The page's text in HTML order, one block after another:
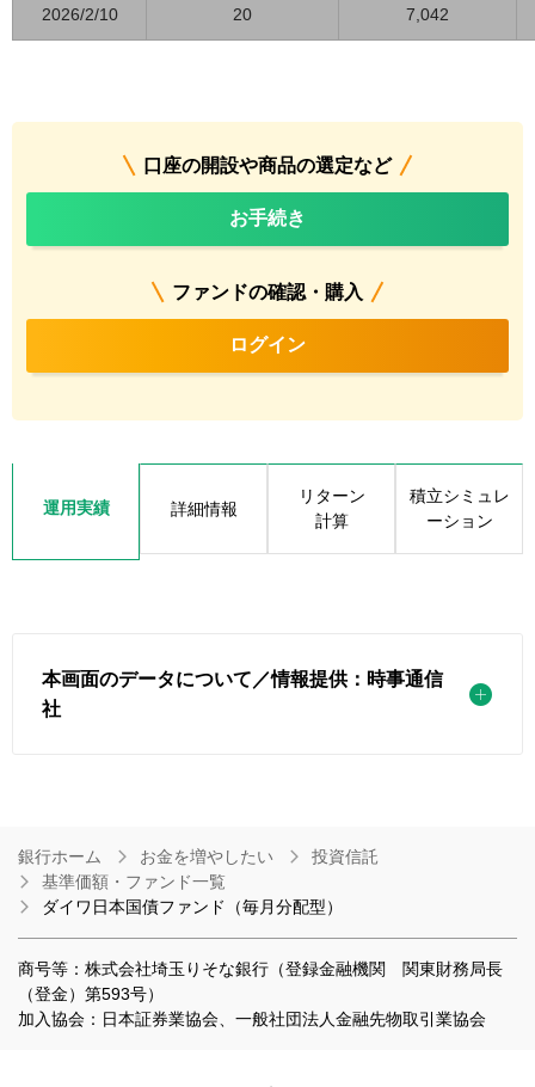
2026/2/10 20 7,042
口座の開設や商品の選定など
お手続き
ファンドの確認・購入
ログイン
運用実績 詳細情報
リターン
計算
積立シミュレ
ーション
本画面のデータについて／情報提供：時事通信
社
銀行ホーム お金を増やしたい
投資信託
基準価額・ファンド一覧
ダイワ日本国債ファンド（毎月分配型）
商号等：株式会社埼玉りそな銀行（登録金融機関 関東財務局長
（登金）第593号）
加入協会：日本証券業協会、一般社団法人金融先物取引業協会